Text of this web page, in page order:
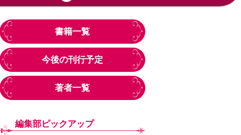
書籍一覧
今後の刊行予定
著者一覧
編集部ピックアップ